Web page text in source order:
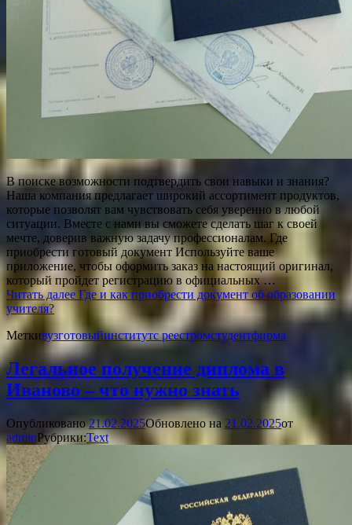
В поиске возможности подтвердить свои навыки и знания?
Наша компания предлагает широкий ассортимент продуктов,
которые позволят вам чувствовать себя уверенно в любой
ситуации. Вместе с нами вы сможете сделать шаг к своей
мечте, доверив важную задачу профессионалам. Где
приобрести готовый документ Используйте ваше
приложение, чтобы оформить заказ на настоящий оригинал,
который пройдет регистрацию в официальных …
Читать далее Где и как приобрести документ об образовании
учителя?
Меткивузготовыйинститутс реестромстудентфирма
Легальное получение диплома в
Иваново – что нужно знать
Опубликовано21.02.2025Обновлено на 21.02.2025от
adminРубрики:Text